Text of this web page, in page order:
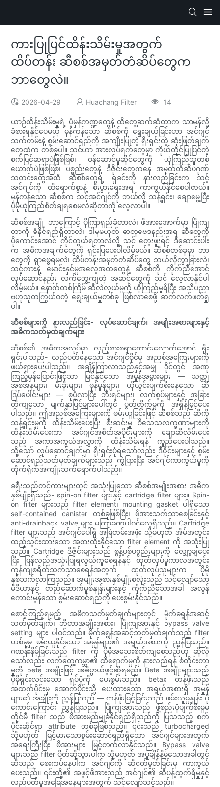
ကားပြုပြင်ထိန်းသိမ်းမှုအတွက်
ထိပ်တန်း ဆီစစ်အမှတ်တံဆိပ်တွေက
ဘာတွေလဲ။
2026-04-29 Huachang Filter 14
ယာဉ်ထိန်းသိမ်းမှုရဲ့ ပုံမှန်ကဏ္ဍတွေနဲ့ ထိတွေ့ဆက်ဆံတာက သာမန်လို့
ခံစားရနိုင်ပေမယ့် မှန်ကန်သော ဆီစစ်ကို ရွေးချယ်ခြင်းဟာ အင်ဂျင်
သက်တမ်းနဲ့ စွမ်းဆောင်ရည်ကို အကျိုးပြုတဲ့ ရိုးရှင်းတဲ့ ဆုံးဖြတ်ချက်
တွေထဲက တစ်ခုပါ။ သင်ဟာ အားလပ်ရက်တွေမှာ ကိုယ်တိုင်ပြုပြင်တဲ့
စက်ပြင်ဆရာပဲဖြစ်ဖြစ်၊ ဝန်ဆောင်မှုဆိုင်တွေကို ယုံကြည်သူတစ်
ယောက်ပဲဖြစ်ဖြစ်၊ ပစ္စည်းတွေနဲ့ ဒီဇိုင်းတွေကနေ အမှတ်တံဆိပ်ဂုဏ်
သတင်းတွေအထိ ဆီစစ်တွေရဲ့ ရှုခင်းကို နားလည်ခြင်းက သင့်
အင်ဂျင်ကို ထိရောက်စွာနဲ့ စီးပွားရေးအရ ကာကွယ်နိုင်စေပါတယ်။
မှန်ကန်သော ဆီစစ်က သင့်အင်ဂျင်ကို ဘယ်လို သန့်ရှင်း၊ ချောမွေ့ပြီး
ပိုမိုယုံကြည်စိတ်ချရစေမလဲဆိုတာကို လေ့လာပါ။
ဆီစစ်အချို့ ဘာကြောင့် ပိုကြာရှည်ခံတာလဲ၊ ဖိအားအောက်မှာ ပြိုကျ
တာကို ခံနိုင်ရည်ရှိတာလဲ၊ ဒါမှမဟုတ် ဓာတုဗေဒနည်းအရ ဆီတွေကို
ပိုကောင်းအောင် ကိုင်တွယ်ရတာလဲလို့ သင် တွေးဖူးရင် ဒီဆောင်းပါး
က အဓိကအချက်တွေကို ရှင်းပြပေးပါလိမ့်မယ်။ ဆီစစ်တစ်ခုမှာ ဘာ
တွေကို ရှာဖွေရမလဲ၊ ထိပ်တန်းအမှတ်တံဆိပ်တွေ ဘယ်လိုကွာခြားလဲ၊
သင့်ကားနဲ့ မောင်းနှင်မှုအလေ့အထတွေနဲ့ ဆီစစ်ကို ကိုက်ညီအောင်
လုပ်ဆောင်နည်း လက်တွေ့ကျတဲ့ အဆင့်တွေကို သင် လေ့လာနိုင်ပါ
လိမ့်မယ်။ နောက်တစ်ကြိမ် ဆီလဲလှယ်မှုကို ယုံကြည်မှုရှိပြီး အသိပညာ
ဗဟုသုတကြွယ်ဝတဲ့ ရွေးချယ်မှုတစ်ခု ဖြစ်လာစေဖို့ ဆက်လက်ဖတ်ရှု
ပါ။
ဆီစစ်များကို နားလည်ခြင်း- လုပ်ဆောင်ချက်၊ အမျိုးအစားများနှင့်
အဓိကသတ်မှတ်ချက်များ
ဆီစစ်၏ အဓိကအလုပ်မှာ လှည့်စားစရာကောင်းလောက်အောင် ရိုး
ရှင်းပါသည်- လည်ပတ်နေသော အင်ဂျင်ဝိုင်မှ အညစ်အကြေးများကို
ဖယ်ရှားပေးပါသည်။ အချိန်ကြာလာသည်နှင့်အမျှ ဝိုင်တွင် အဏု
ကြည့်မှန်ပြောင်းဖြင့်သာ မြင်နိုင်သော အမှုန်အမွှားများ — သတ္တု
အစအနများ၊ မီးခိုးများ၊ ဖုန်မှုန့်များ၊ ယိုယွင်းပျက်စီးနေသော ဆီ
ဒြပ်ပေါင်းများ — စုပုံလာပြီး ဘီးရင်များ၊ လက်စွပ်များနှင့် အခြား
တိကျသော မျက်နှာပြင်များပေါ်တွင် ပွတ်တိုက်မှုကို အရှိန်မြှင့်ပေး
ပါသည်။ ဤအညစ်အကြေးများကို ဖမ်းယူခြင်းဖြင့် ဆီစစ်သည် ဆီကို
သန့်ရှင်းမှုကို ထိန်းသိမ်းပေးပြီး စီးဆင်းမှု ဝိသေသလက္ခဏာများကို
ထိန်းသိမ်းပေးကာ အင်ဂျင်အစိတ်အပိုင်းများကို ချောဆီလိမ်းပေး
သည့် အကာအကွယ်အလွှာကို ထိန်းသိမ်းရန် ကူညီပေးပါသည်။
သို့သော် လုပ်ဆောင်ချက်မှာ ရိုးရှင်းပုံရသော်လည်း ဒီဇိုင်းများနှင့် စွမ်း
ဆောင်ရည်သတ်မှတ်ချက်များသည် ကွဲပြားပြီး အင်ဂျင်ကာကွယ်မှုကို
တိုက်ရိုက်အကျိုးသက်ရောက်ပါသည်။
ခရီးသည်တင်ကားများတွင် အသုံးပြုသော ဆီစစ်အမျိုးအစား အဓိက
နှစ်မျိုးရှိသည်- spin-on filter များနှင့် cartridge filter များ။ Spin-
on filter များသည် filter element၊ mounting gasket ပါရှိသော
self-contained canister တစ်ခုဖြစ်ပြီး၊ ဖိအားသက်သာစေခြင်းနှင့်
anti-drainback valve များ မကြာခဏပါဝင်လေ့ရှိသည်။ Cartridge
filter များသည် အင်ဂျင်ပေါ်ရှိ အမြဲတမ်းအဖုံး သို့မဟုတ် အိမ်အတွင်း
ထည့်သွင်းထားသော အစားထိုးနိုင်သော filter element ကို အသုံးပြု
သည်။ Cartridge ဒီဇိုင်းများသည် စွန့်ပစ်ပစ္စည်းများကို လျှော့ချပေး
ပြီး ပြန်လည်အသုံးပြုရလွယ်ကူစေရန်နှင့် ထုတ်လုပ်မှုကာလအတွင်း
ကုန်ကျစရိတ်သက်သာစေရန်အတွက် ထုတ်လုပ်သူများက ပိုမို
နှစ်သက်လာကြသည်။ အမျိုးအစားနှစ်မျိုးစလုံးသည် သင့်လျော်သော
မီဒီယာနှင့် တည်ဆောက်မှုစံနှုန်းများနှင့် ကိုက်ညီသောအခါ အလွန်
ကောင်းမွန်သော စွမ်းဆောင်ရည်ကို ပေးစွမ်းနိုင်သည်။
စောင့်ကြည့်ရမည့် အဓိကသတ်မှတ်ချက်များတွင် မိုက်ခရွန်အဆင့်
သတ်မှတ်ချက်၊ ဘီတာအချိုးအစား၊ ပြိုကျအားနှင့် bypass valve
setting များ ပါဝင်သည်။ မိုက်ခရွန်အဆင့်သတ်မှတ်ချက်သည် filter
တစ်ခုမှ ဖမ်းယူနိုင်သော အမှုန်များ၏ အရွယ်အစားကို ညွှန်ပြသည်။
ဂဏန်းနိမ့်ခြင်းသည် filter ကို ပိုမိုအသေးစိတ်ကျစေသည်ဟု ဆိုလို
သော်လည်း လက်တွေ့ကမ္ဘာ၏ ထိရောက်မှုကို နားလည်ရန် စံတိုင်းတာ
မှုကို beta အချိုးဖြင့် အဓိပ္ပာယ်ဖွင့်ဆိုရမည်။ Beta အချိုးများသည်
ပိုမိုရှင်းလင်းသော ရုပ်ပုံကို ပေးစွမ်းသည်။ betax တန်ဖိုးသည်
အထက်ပိုင်းမှ အောက်ပိုင်းသို့ ပေးထားသော အရွယ်အစားရှိ အမှုန်
များ၏ အချိုးကို ညွှန်ပြသည် — တန်ဖိုးမြင့်ခြင်းသည် ဖမ်းယူမှုနှုန်း ပို
ကောင်းကြောင်း ညွှန်ပြသည်။ ပြိုကျအားသည် ဖွဲ့စည်းပုံပျက်စီးမှုမ
တိုင်မီ filter သည် ဖိအားမည်မျှခံနိုင်ရည်ရှိသည်ကို ပြသသည့် စက်
ပိုင်းဆိုင်ရာ attribute တစ်ခုဖြစ်သည်။ ၎င်းသည် turbocharged
သို့မဟုတ် မြင့်မားသောစွမ်းဆောင်ရည်ရှိသော အင်ဂျင်များအတွက်
အရေးကြီးပြီး ဖိအားများ မြင့်တက်လာနိုင်သည်။ Bypass valve
များသည် filter ပိတ်ဆို့သွားပါက သို့မဟုတ် အပူချိန်နိမ့်သောအခါတွင်
ဆီသည် စေးကပ်နေပါက အင်ဂျင်ကို ဆီငတ်မွတ်ခြင်းမှ ကာကွယ်
ပေးသည်။ ၎င်းတို့၏ အဖွင့်ဖိအားသည် အင်ဂျင်၏ ဆီပန့်ထွက်ရှိမှုနှင့်
လည်ပတ်မှုအခြေအနေများအတွက် သင့်လျော်သင့်သည်။